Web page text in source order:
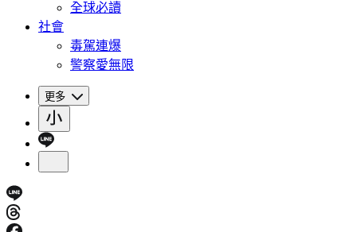
全球必讀
社會
毒駕連爆
警察愛無限
更多